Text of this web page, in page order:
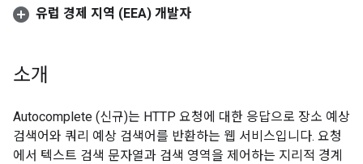
유럽 경제 지역 (EEA) 개발자
소개
Autocomplete (신규)는 HTTP 요청에 대한 응답으로 장소 예상
검색어와 쿼리 예상 검색어를 반환하는 웹 서비스입니다. 요청
에서 텍스트 검색 문자열과 검색 영역을 제어하는 지리적 경계